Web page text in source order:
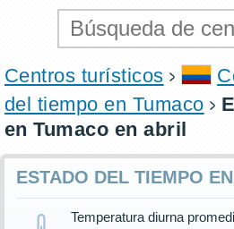
Centros turísticos
del tiempo en Tumaco
en Tumaco en abril
ESTADO DEL TIEMPO
Temperatura diurna